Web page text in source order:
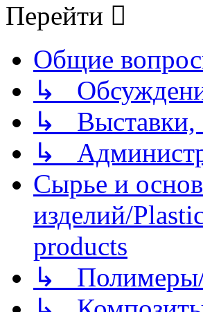
Перейти
Общие
↳
↳ Выставки,
↳
Сырье и
изделий/
products
↳ Полимеры/